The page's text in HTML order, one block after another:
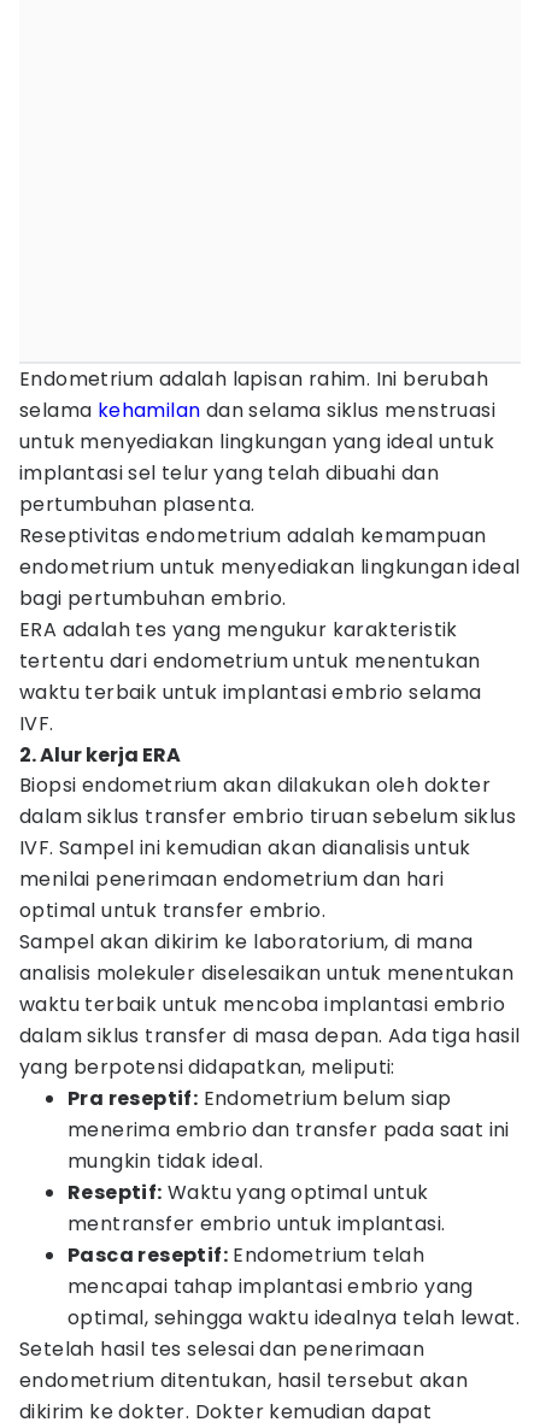
Endometrium adalah lapisan rahim. Ini berubah
selama kehamilan dan selama siklus menstruasi
untuk menyediakan lingkungan yang ideal untuk
implantasi sel telur yang telah dibuahi dan
pertumbuhan plasenta.
Reseptivitas endometrium adalah kemampuan
endometrium untuk menyediakan lingkungan ideal
bagi pertumbuhan embrio.
ERA adalah tes yang mengukur karakteristik
tertentu dari endometrium untuk menentukan
waktu terbaik untuk implantasi embrio selama
IVF.
2. Alur kerja ERA
Biopsi endometrium akan dilakukan oleh dokter
dalam siklus transfer embrio tiruan sebelum siklus
IVF. Sampel ini kemudian akan dianalisis untuk
menilai penerimaan endometrium dan hari
optimal untuk transfer embrio.
Sampel akan dikirim ke laboratorium, di mana
analisis molekuler diselesaikan untuk menentukan
waktu terbaik untuk mencoba implantasi embrio
dalam siklus transfer di masa depan. Ada tiga hasil
yang berpotensi didapatkan, meliputi:
Pra reseptif: Endometrium belum siap
menerima embrio dan transfer pada saat ini
mungkin tidak ideal.
Reseptif: Waktu yang optimal untuk
mentransfer embrio untuk implantasi.
Pasca reseptif: Endometrium telah
mencapai tahap implantasi embrio yang
optimal, sehingga waktu idealnya telah lewat.
Setelah hasil tes selesai dan penerimaan
endometrium ditentukan, hasil tersebut akan
dikirim ke dokter. Dokter kemudian dapat